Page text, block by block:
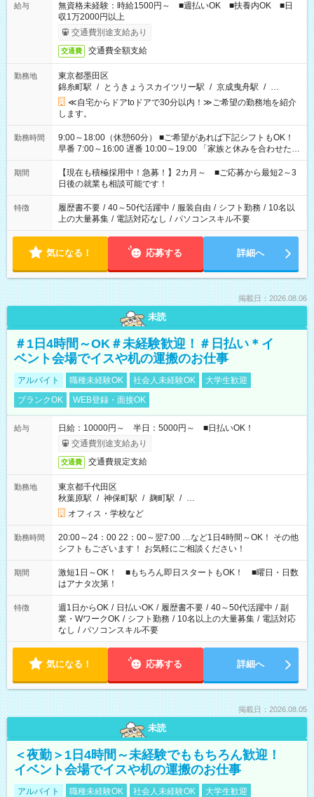
給与
無資格未経験：時給1500円～ ■週払いOK ■扶養内OK ■日
収1万2000円以上
交通費別途支給あり
交通費 交通費全額支給
勤務地
東京都墨田区
錦糸町駅 / とうきょうスカイツリー駅 / 京成曳舟駅 / …
≪自宅からドアtoドアで30分以内！≫ご希望の勤務地を紹介
します。
勤務時間
9:00～18:00（休憩60分） ■ご希望があれば下記シフトもOK！
早番 7:00～16:00 遅番 10:00～19:00 「家族と休みを合わせた
い」 「余裕を持って夕飯の準備がしたい」 「できれば残業はし
たくない」 など、ご希望を教えてくださいね。 ※Wワーク希望
の方へ 今ご覧のお仕事で希望する勤務時間と、もう1つのお仕事
の勤務時間。 合計で週40時間を超える場合は応募できません。
期間
【現在も積極採用中！急募！】2カ月～ ■ご応募から最短2～3
日後の就業も相談可能です！
特徴 履歴書不要 / 40～50代活躍中 / 服装自由 / シフト勤務 / 10名以
上の大量募集 / 電話対応なし / パソコンスキル不要
気になる！ 応募する 詳細へ
掲載日：2026.08.06
未読
＃1日4時間～OK＃未経験歓迎！＃日払い＊イ
ベント会場でイスや机の運搬のお仕事
アルバイト 職種未経験OK 社会人未経験OK
大学生歓迎
ブランクOK
WEB登録・面接OK
給与
日給：10000円～ 半日：5000円～ ■日払いOK！
交通費別途支給あり
交通費 交通費規定支給
勤務地
東京都千代田区
秋葉原駅 / 神保町駅 / 麹町駅 / …
オフィス・学校など
勤務時間
20:00～24：00 22：00～翌7:00 …など1日4時間～OK！ その他
シフトもございます！ お気軽にご相談ください！
期間
激短1日～OK！ ■もちろん即日スタートもOK！ ■曜日・日数
はアナタ次第！
特徴 週1日からOK / 日払いOK / 履歴書不要 / 40～50代活躍中 / 副
業・WワークOK / シフト勤務 / 10名以上の大量募集 / 電話対応
なし / パソコンスキル不要
気になる！ 応募する 詳細へ
掲載日：2026.08.05
未読
＜夜勤＞1日4時間～未経験でももちろん歓迎！
イベント会場でイスや机の運搬のお仕事
アルバイト 職種未経験OK 社会人未経験OK
大学生歓迎